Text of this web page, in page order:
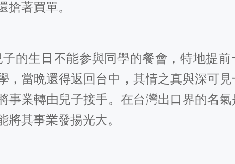
著買單。
的生日不能参與同學的餐會，特地提前
，當晩還得返回台中，其情之真與深可
事業轉由兒子接手。在台灣出口界的名氣
其事業發揚光大。